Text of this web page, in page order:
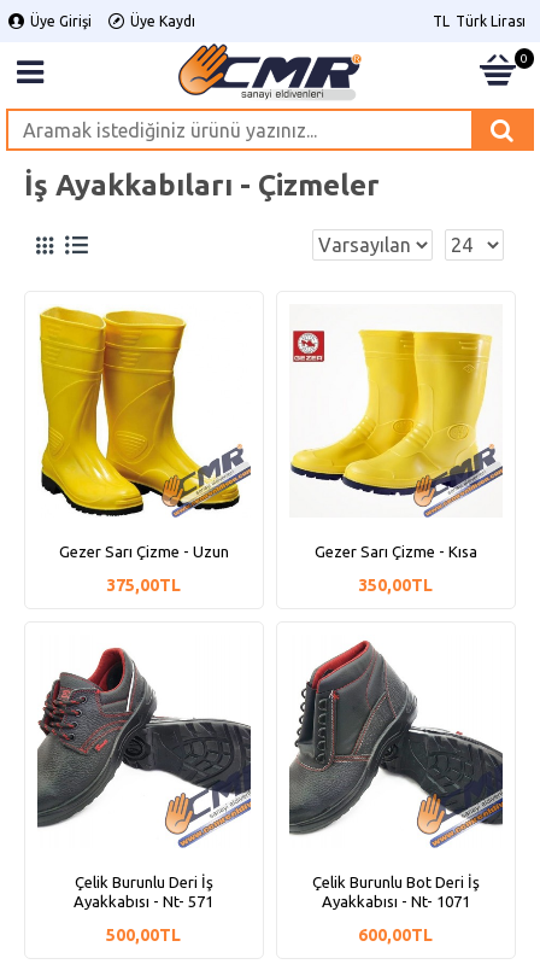
Üye Girişi Üye Kaydı TL Türk Lirası
0
İş Ayakkabıları - Çizmeler
Gezer Sarı Çizme - Uzun
375,00TL
Gezer Sarı Çizme - Kısa
350,00TL
Çelik Burunlu Deri İş
Ayakkabısı - Nt- 571
500,00TL
Çelik Burunlu Bot Deri İş
Ayakkabısı - Nt- 1071
600,00TL